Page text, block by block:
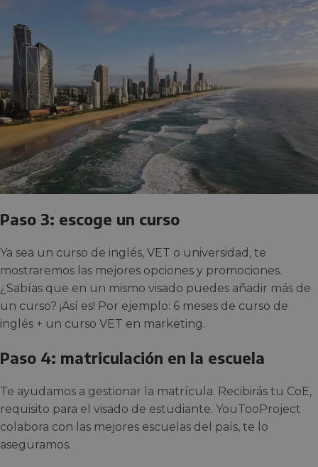
Paso 3: escoge un curso
Ya sea un curso de inglés, VET o universidad, te
mostraremos las mejores opciones y promociones.
¿Sabías que en un mismo visado puedes añadir más de
un curso? ¡Así es! Por ejemplo: 6 meses de curso de
inglés + un curso VET en marketing.
Paso 4: matriculación en la escuela
Te ayudamos a gestionar la matrícula. Recibirás tu CoE,
requisito para el visado de estudiante. YouTooProject
colabora con las mejores escuelas del país, te lo
aseguramos.